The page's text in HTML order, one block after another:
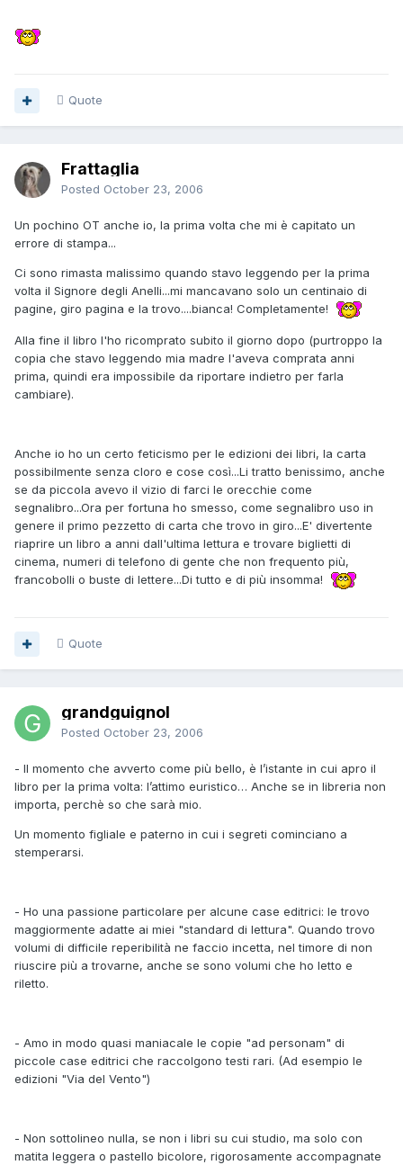
Quote
Frattaglia
Posted October 23, 2006
Un pochino OT anche io, la prima volta che mi è capitato un
errore di stampa...
Ci sono rimasta malissimo quando stavo leggendo per la prima
volta il Signore degli Anelli...mi mancavano solo un centinaio di
pagine, giro pagina e la trovo....bianca! Completamente!
Alla fine il libro l'ho ricomprato subito il giorno dopo (purtroppo la
copia che stavo leggendo mia madre l'aveva comprata anni
prima, quindi era impossibile da riportare indietro per farla
cambiare).
Anche io ho un certo feticismo per le edizioni dei libri, la carta
possibilmente senza cloro e cose così...Li tratto benissimo, anche
se da piccola avevo il vizio di farci le orecchie come
segnalibro...Ora per fortuna ho smesso, come segnalibro uso in
genere il primo pezzetto di carta che trovo in giro...E' divertente
riaprire un libro a anni dall'ultima lettura e trovare biglietti di
cinema, numeri di telefono di gente che non frequento più,
francobolli o buste di lettere...Di tutto e di più insomma!
Quote
grandguignol
Posted October 23, 2006
- Il momento che avverto come più bello, è l’istante in cui apro il
libro per la prima volta: l’attimo euristico… Anche se in libreria non
importa, perchè so che sarà mio.
Un momento figliale e paterno in cui i segreti cominciano a
stemperarsi.
- Ho una passione particolare per alcune case editrici: le trovo
maggiormente adatte ai miei "standard di lettura". Quando trovo
volumi di difficile reperibilità ne faccio incetta, nel timore di non
riuscire più a trovarne, anche se sono volumi che ho letto e
riletto.
- Amo in modo quasi maniacale le copie "ad personam" di
piccole case editrici che raccolgono testi rari. (Ad esempio le
edizioni "Via del Vento")
- Non sottolineo nulla, se non i libri su cui studio, ma solo con
matita leggera o pastello bicolore, rigorosamente accompagnate